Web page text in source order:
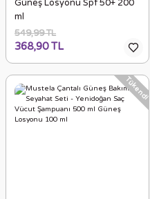
Güneş Losyonu Spf 50+ 200
ml
549,99 TL
368,90 TL
Tükendi